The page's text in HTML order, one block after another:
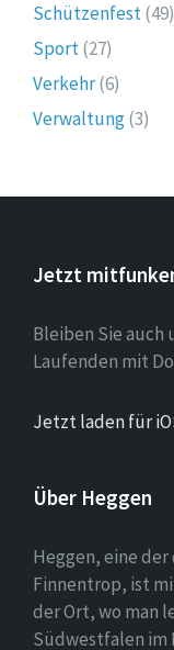
Schützenfest(49)
Sport(27)
Verkehr(6)
Verwaltung(3)
Jetzt
Bleiben Sie auch
Laufenden mit
Jetzt laden für
Über Heggen
Heggen, eine
Finnentrop, ist
der Ort, wo man
Südwestfalen im